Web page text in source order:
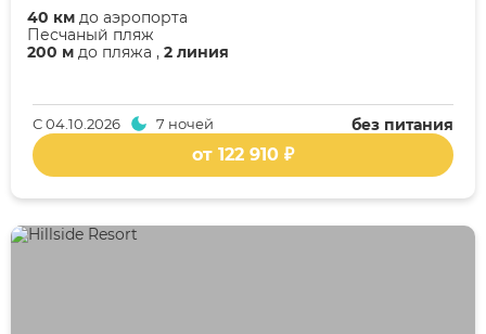
200 м до пляжа , 2 линия
Песчаный пляж
40 км до аэропорта
без питания
С04.10.2026 7 ночей
от 122 910 ₽